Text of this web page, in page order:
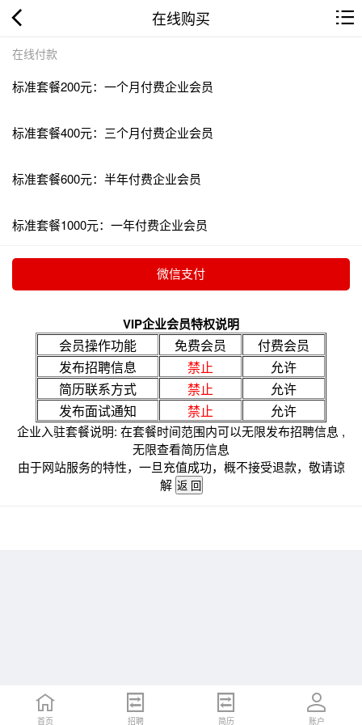
在线购买
在线付款
标准套餐200元：一个月付费企业会员
标准套餐400元：三个月付费企业会员
标准套餐600元：半年付费企业会员
标准套餐1000元：一年付费企业会员
VIP企业会员特权说明
会员操作功能 免费会员
付费会员
发布招聘信息
禁止
允许
简历联系方式
禁止
允许
发布面试通知
禁止 允许
企业入驻套餐说明: 在套餐时间范围内可以无限发布招聘信息 ,
无限查看简历信息
由于网站服务的特性，一旦充值成功，概不接受退款，敬请谅
解
首页 招聘 简历 账户